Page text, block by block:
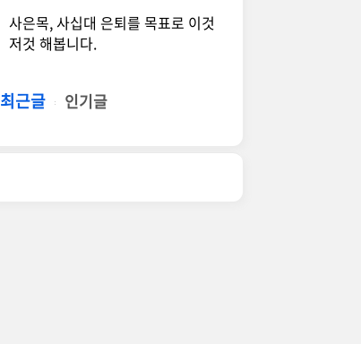
사은목, 사십대 은퇴를 목표로 이것
저것 해봅니다.
최근글 인기글